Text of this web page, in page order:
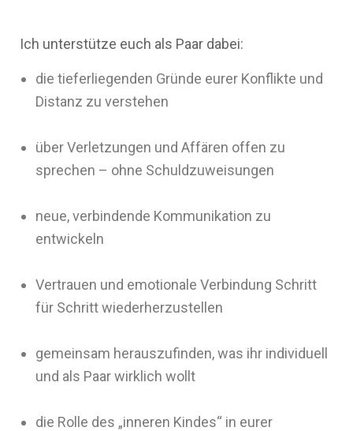
Ich unterstütze euch als Paar dabei:
die tieferliegenden Gründe eurer Konflikte und
Distanz zu verstehen
über Verletzungen und Affären offen zu
sprechen – ohne Schuldzuweisungen
neue, verbindende Kommunikation zu
entwickeln
Vertrauen und emotionale Verbindung Schritt
für Schritt wiederherzustellen
gemeinsam herauszufinden, was ihr individuell
und als Paar wirklich wollt
die Rolle des „inneren Kindes“ in eurer